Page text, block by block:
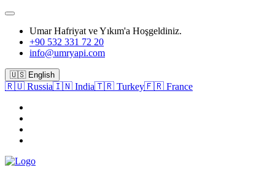
Umar Hafriyat ve Yıkım'a Hoşgeldiniz.
+90 532 331 72 20
info@umryapi.com
🇺🇸 English
🇷🇺 Russia🇮🇳 India🇹🇷 Turkey🇫🇷 France